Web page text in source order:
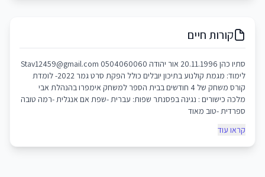
קורות חיים
סתיו כהן 20.11.1996 אור יהודה 0504060060 Stav12459@gmail.com
לימוד: מגמת קולנוע בתיכון יובלים כולל הפקת סרט גמר 2022- לומדת
קורס משחק של 4 חודשים בבית הספר למשחק אימפרו בהנהלת אבי
מלכה כישורים : נגינה בפסנתר שפות: עברית -שפת אם אנגלית -רמה טובה
ספרדית -טוב מאוד
קראו עוד